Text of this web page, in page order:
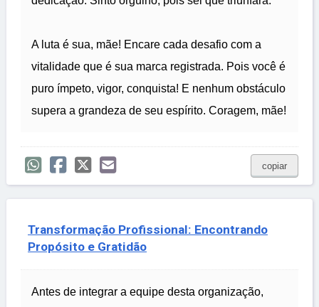
A luta é sua, mãe! Encare cada desafio com a
vitalidade que é sua marca registrada. Pois você é
puro ímpeto, vigor, conquista! E nenhum obstáculo
supera a grandeza de seu espírito. Coragem, mãe!
copiar
Transformação Profissional: Encontrando
Propósito e Gratidão
Antes de integrar a equipe desta organização,